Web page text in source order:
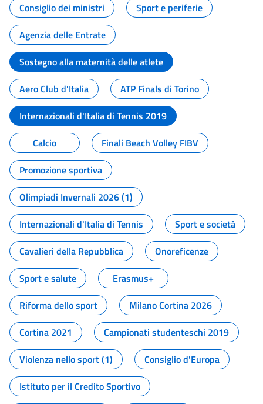
Consiglio dei ministri
Sport e periferie
Agenzia delle Entrate
Sostegno alla maternità delle atlete
Aero Club d'Italia
ATP Finals di Torino
Internazionali d'Italia di Tennis 2019
Calcio
Finali Beach Volley FIBV
Promozione sportiva
Olimpiadi Invernali 2026 (1)
Internazionali d'Italia di Tennis
Sport e società
Cavalieri della Repubblica
Onoreficenze
Sport e salute
Erasmus+
Riforma dello sport
Milano Cortina 2026
Cortina 2021
Campionati studenteschi 2019
Violenza nello sport (1)
Consiglio d'Europa
Istituto per il Credito Sportivo